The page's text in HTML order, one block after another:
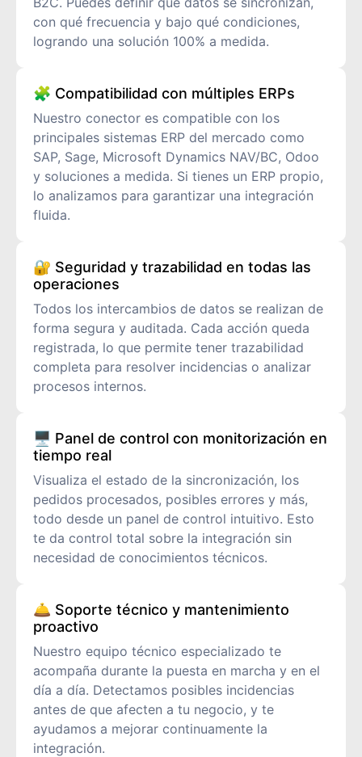
con qué frecuencia y bajo qué condiciones,
logrando una solución 100% a medida.
🧩 Compatibilidad con múltiples ERPs
Nuestro conector es compatible con los
principales sistemas ERP del mercado como
SAP, Sage, Microsoft Dynamics NAV/BC, Odoo
y soluciones a medida. Si tienes un ERP propio,
lo analizamos para garantizar una integración
fluida.
🔐 Seguridad y trazabilidad en todas las
operaciones
Todos los intercambios de datos se realizan de
forma segura y auditada. Cada acción queda
registrada, lo que permite tener trazabilidad
completa para resolver incidencias o analizar
procesos internos.
🖥️ Panel de control con monitorización en
tiempo real
Visualiza el estado de la sincronización, los
pedidos procesados, posibles errores y más,
todo desde un panel de control intuitivo. Esto
te da control total sobre la integración sin
necesidad de conocimientos técnicos.
🛎️ Soporte técnico y mantenimiento
proactivo
Nuestro equipo técnico especializado te
acompaña durante la puesta en marcha y en el
día a día. Detectamos posibles incidencias
antes de que afecten a tu negocio, y te
ayudamos a mejorar continuamente la
integración.